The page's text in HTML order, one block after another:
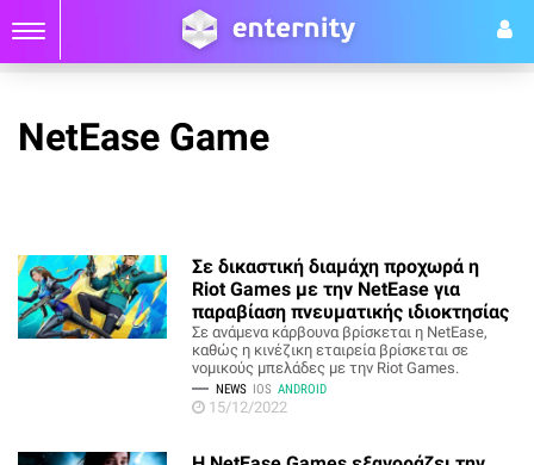
NetEase Game
Σε δικαστική διαμάχη προχωρά η
Riot Games με την NetEase για
παραβίαση πνευματικής ιδιοκτησίας
Σε ανάμενα κάρβουνα βρίσκεται η NetEase,
καθώς η κινέζικη εταιρεία βρίσκεται σε
νομικούς μπελάδες με την Riot Games.
NEWS IOS ANDROID
15/12/2022